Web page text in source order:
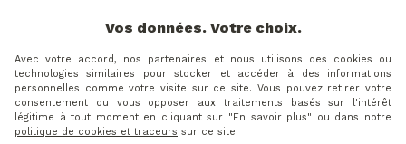
-9% Prix 589 €
Prix ​​habituel
649 €
Vos données. Votre choix.
Avec votre accord, nos partenaires et nous utilisons des cookies ou
technologies similaires pour stocker et accéder à des informations
personnelles comme votre visite sur ce site. Vous pouvez retirer votre
consentement ou vous opposer aux traitements basés sur l'intérêt
légitime à tout moment en cliquant sur "En savoir plus" ou dans notre
politique de cookies et traceurs sur ce site.